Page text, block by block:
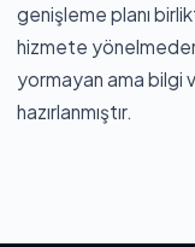
genişleme planı
hizmete
yormayan ama bilgi
hazırlanmıştır.